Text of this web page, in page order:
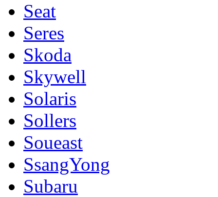
Seat
Seres
Skoda
Skywell
Solaris
Sollers
Soueast
SsangYong
Subaru